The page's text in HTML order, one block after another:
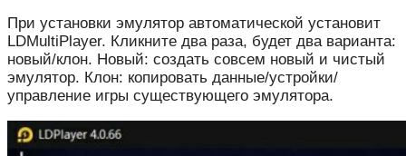
При установки эмулятор автоматической установит
LDMultiPlayer. Кликните два раза, будет два варианта:
новый/клон. Новый: создать совсем новый и чистый
эмулятор. Клон: копировать данные/устройки/
управление игры существующего эмулятора.